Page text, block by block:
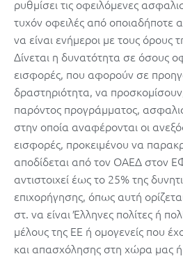
ρυθμίσει τις οφειλόμενες
τυχόν οφειλές από οποιαδήποτε
να είναι ενήμεροι με τους όρους
Δίνεται η δυνατότητα σε όσους
εισφορές, που αφορούν σε
δραστηριότητα, να
παρόντος προγράμματος,
στην οποία αναφέρονται οι
εισφορές, προκειμένου να
αποδίδεται από τον ΟΑΕΔ στον
αντιστοιχεί έως το 25% της
επιχορήγησης, όπως αυτή
στ. να είναι Έλληνες πολίτες ή
μέλους της ΕΕ ή ομογενείς που
και απασχόλησης στη χώρα μας